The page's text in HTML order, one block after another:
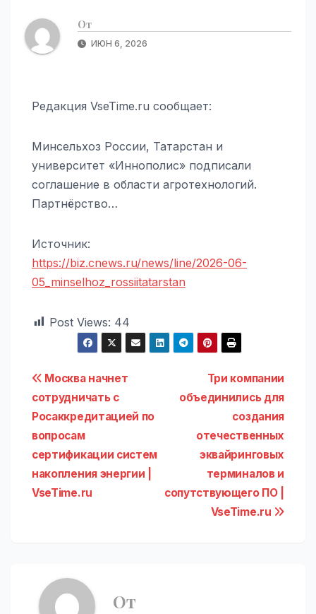
От
ИЮН 6, 2026
Редакция VseTime.ru сообщает:
Минсельхоз России, Татарстан и
университет «Иннополис» подписали
соглашение в области агротехнологий.
Партнёрство…
Источник:
https://biz.cnews.ru/news/line/2026-06-
05_minselhoz_rossiitatarstan
Post Views: 44
Навигация
по
записям
Три компании
объединились для
создания
отечественных
эквайринговых
терминалов и
сопутствующего ПО |
VseTime.ru
Москва начнет
сотрудничать с
Росаккредитацией по
вопросам
сертификации систем
накопления энергии |
VseTime.ru
От